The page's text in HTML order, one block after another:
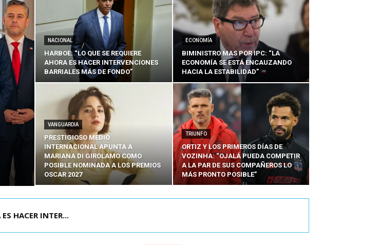
NACIONAL
HARBOE: “LO QUE SE REQUIERE
AHORA ES HACER INTERVENCIONES
BARRIALES MÁS DE FONDO”
ECONOMÍA
BIMINISTRO MAS POR IPC: “LA
ECONOMÍA SE ESTÁ ENCAUZANDO
HACIA LA ESTABILIDAD”
VANGUARDIA
PRESTIGIOSO MEDIO
INTERNACIONAL APUNTA A
MARIANA DI GIROLAMO COMO
POSIBLE NOMINADA A LOS PREMIOS
OSCAR 2027
TRIUNFO
ORTIZ Y LOS PRIMEROS DÍAS DE
VOZINHA: “OJALÁ PUEDA COMPETIR
A LA PAR DE SUS COMPAÑEROS LO
MÁS PRONTO POSIBLE”
HACER INTER...
SE ESTÁ ENC...